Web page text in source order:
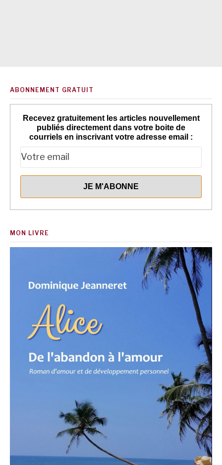
ABONNEMENT GRATUIT
Recevez gratuitement les articles nouvellement
publiés directement dans votre boite de
courriels en inscrivant votre adresse email :
MON LIVRE